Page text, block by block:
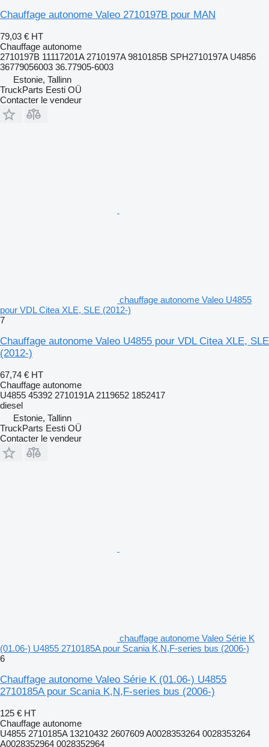
Chauffage autonome Valeo 2710197B pour MAN
79,03 € HT
Chauffage autonome
2710197B 11117201A 2710197A 9810185B SPH2710197A U4856
36779056003 36.77905-6003
Estonie, Tallinn
TruckParts Eesti OÜ
Contacter le vendeur
chauffage autonome Valeo U4855
pour VDL Citea XLE, SLE (2012-)
7
Chauffage autonome Valeo U4855 pour VDL Citea XLE, SLE
(2012-)
67,74 € HT
Chauffage autonome
U4855 45392 2710191A 2119652 1852417
diesel
Estonie, Tallinn
TruckParts Eesti OÜ
Contacter le vendeur
chauffage autonome Valeo Série K
(01.06-) U4855 2710185A pour Scania K,N,F-series bus (2006-)
6
Chauffage autonome Valeo Série K (01.06-) U4855
2710185A pour Scania K,N,F-series bus (2006-)
125 € HT
Chauffage autonome
U4855 2710185A 13210432 2607609 A0028353264 0028353264
A0028352964 0028352964